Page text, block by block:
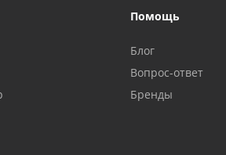
Помощь
Блог
Вопрос-ответ
Бренды